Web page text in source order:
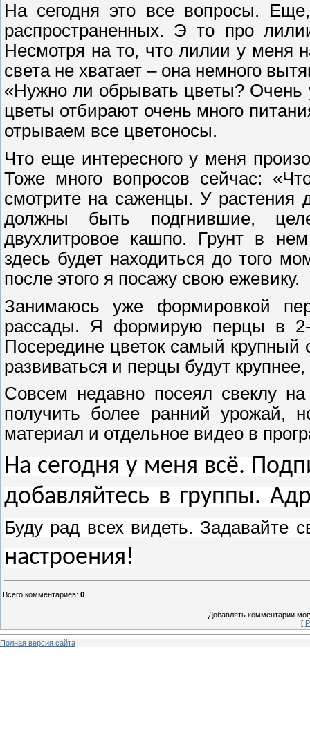
На сегодня это все вопросы.
распространенных. Э то про
Несмотря на то, что лилии у меня
света не хватает – она немного
«Нужно ли обрывать цветы? Очень
цветы отбирают очень много
отрываем все цветоносы.
Что еще интересного у меня
Тоже много вопросов сейчас:
смотрите на саженцы. У растения
должны быть подгнившие,
двухлитровое кашпо. Грунт в
здесь будет находиться до того
после этого я посажу свою ежевику.
Занимаюсь уже формировкой
рассады. Я формирую перцы в
Посередине цветок самый крупный
развиваться и перцы будут
Совсем недавно посеял свеклу
получить более ранний урожай,
материал и отдельное видео в
На сегодня у меня всё.
добавляйтесь в группы.
Буду рад всех видеть. Задавайте
настроения!
Всего комментариев: 0
Добавлять комментарии
[
Полная версия сайта